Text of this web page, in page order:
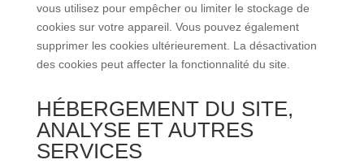
vous utilisez pour empêcher ou limiter le stockage de
cookies sur votre appareil. Vous pouvez également
supprimer les cookies ultérieurement. La désactivation
des cookies peut affecter la fonctionnalité du site.
HÉBERGEMENT DU SITE,
ANALYSE ET AUTRES
SERVICES